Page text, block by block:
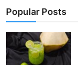
Popular Posts